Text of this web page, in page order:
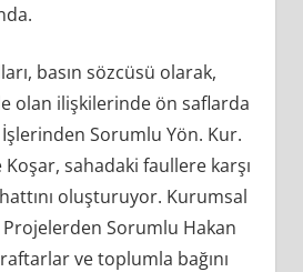
basın sözcüsü olarak,
olan ilişkilerinde ön saflarda
Sorumlu Yön. Kur.
sahadaki faullere karşı
oluşturuyor. Kurumsal
Sorumlu Hakan
ve toplumla bağını